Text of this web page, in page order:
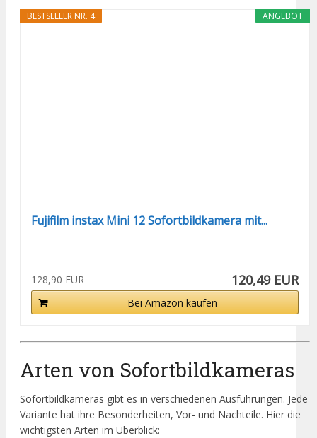
ANGEBOT
BESTSELLER NR. 4
Fujifilm instax Mini 12 Sofortbildkamera mit...
128,90 EUR 120,49 EUR
Bei Amazon kaufen
Arten von Sofortbildkameras
Sofortbildkameras gibt es in verschiedenen Ausführungen. Jede
Variante hat ihre Besonderheiten, Vor- und Nachteile. Hier die
wichtigsten Arten im Überblick: